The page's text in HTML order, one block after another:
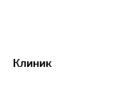
Клиник